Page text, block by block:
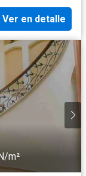
Ver en detalle
m²